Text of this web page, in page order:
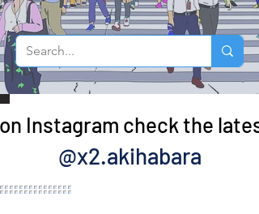
Instagram check the
@x2.akihabara